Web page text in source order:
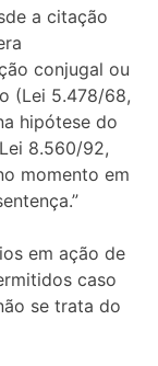
a citação
conjugal ou
(Lei 5.478/68,
hipótese do
8.560/92,
momento em
em ação de
caso
se trata do